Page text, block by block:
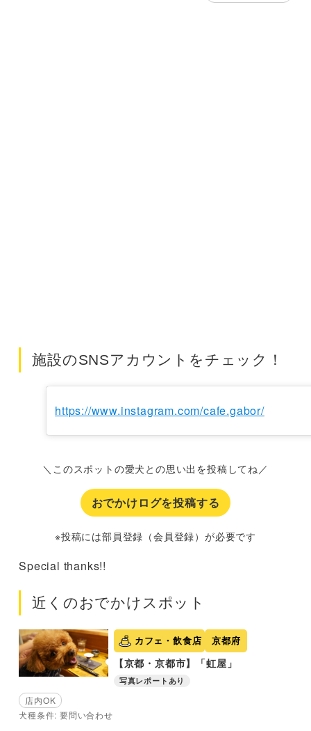
施設のSNSアカウントをチェック！
https://www.instagram.com/cafe.gabor/
＼このスポットの愛犬との思い出を投稿してね／
おでかけログを投稿する
※投稿には部員登録（会員登録）が必要です
Special thanks!!
近くのおでかけスポット
カフェ・飲食店 京都府
【京都・京都市】「虹屋」
写真レポートあり
店内OK
犬種条件: 要問い合わせ